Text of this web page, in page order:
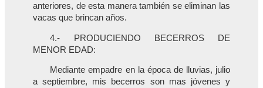
anteriores, de esta manera también se eliminan las
vacas que brincan años.
4.- PRODUCIENDO BECERROS DE
MENOR EDAD:
Mediante empadre en la época de lluvias, julio
a septiembre, mis becerros son mas jóvenes y